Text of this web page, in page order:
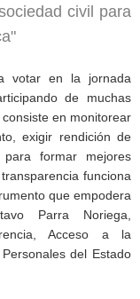
civil para
votar en la jornada
de muchas
en monitorear
exigir rendición de
formar mejores
funciona
que empodera
Parra Noriega,
Acceso a la
del Estado